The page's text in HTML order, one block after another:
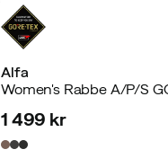
Alfa
price
1 499 kr